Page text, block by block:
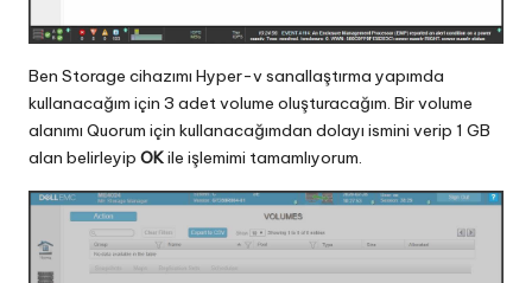
Ben Storage cihazımı Hyper-v sanallaştırma yapımda
kullanacağım için 3 adet volume oluşturacağım. Bir volume
alanımı Quorum için kullanacağımdan dolayı ismini verip 1 GB
alan belirleyip OKile işlemimi tamamlıyorum.